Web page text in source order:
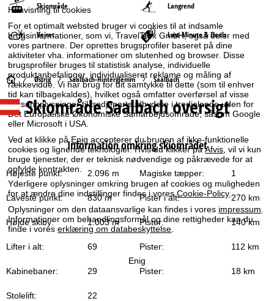
Henvisning til cookies
For et optimalt websted bruger vi cookies til at indsamle
brugsinformationer, som vi, TravelTrex GmbH, også deler med
vores partnere. Der oprettes brugsprofiler baseret på dine
aktiviteter vha. informationer om slutenhed og browser. Disse
brugsprofiler bruges til statistisk analyse, individuelle
produktanbefalinger, individualiseret reklame og måling af
rækkevidde. Vi har brug for dit samtykke til dette (som til enhver
tid kan tilbagekaldes), hvilket også omfatter overførsel af visse
personoplysninger til tredjepartsudbydere i tredjelande uden for
Det Europæiske Økonomiske Samarbejdsområde, såsom Google
eller Microsoft i USA.
Ved at klikke påEnig accepterer du brugen af ikke-funktionelle
cookies og lignende teknologier. Hvis du klikker påAfvis , vil vi kun
bruge tjenester, der er teknisk nødvendige og påkrævede for at
opfylde kontrakten.
Yderligere oplysninger omkring brugen af cookies og muligheden
for at ændre dine indstillinger findes i voresCookie-Policy.
Oplysninger om den dataansvarlige kan findes i vores impressum.
Informationer om behandlingsformål og dine rettigheder kan du
finde i voreserklæring om databeskyttelse.
Enig
Skiområde Langrend
Vejret Last-Minute & Deals
S
t
a
r
t
s
i
Østrig Saalbach-Hinterglemm Saalbach
Skiområde Saalbach oversigt
Information omkring skiområdet
Højeste punkt: 2.096 m Magiske tæpper: 1
Laveste punkt: 830 m Pister i alt: 270 km
Højde skiby: 1.003 m Pister: 140 km
Lifter i alt: 69 Pister: 112 km
Kabinebaner: 29 Pister: 18 km
Stolelift: 22